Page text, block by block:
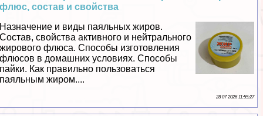
флюс, состав и свойства
Назначение и виды паяльных жиров.
Состав, свойства активного и нейтрального
жирового флюса. Способы изготовления
флюсов в домашних условиях. Способы
пайки. Как правильно пользоваться
паяльным жиром....
28 07 2026 11:55:27